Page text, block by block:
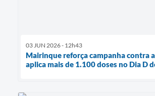
03 JUN 2026 - 12h43
Mairinque reforça campanha contra
aplica mais de 1.100 doses no Dia D